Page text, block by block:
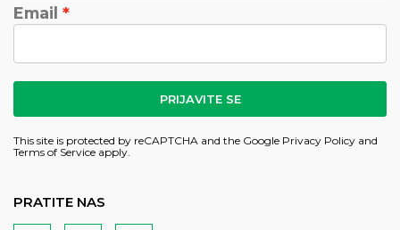
Email
PRIJAVITE SE
This site is protected by reCAPTCHA and the Google Privacy Policy and
Terms of Service apply.
PRATITE NAS